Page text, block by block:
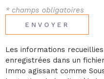
* champs obligatoires
ENVOYER
Les informations
enregistrées dans un
Immo agissant comme